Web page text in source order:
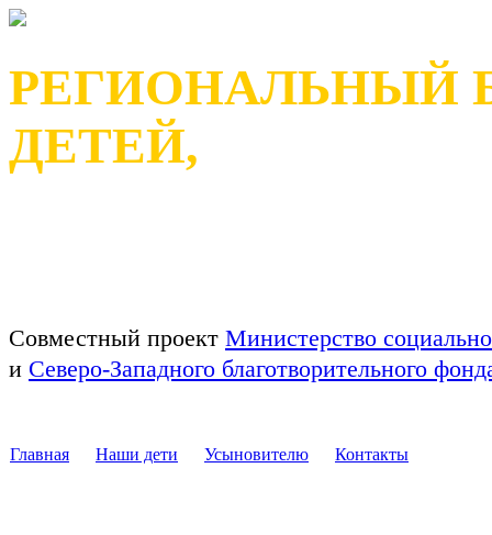
РЕГИОНАЛЬНЫЙ
ДЕТЕЙ,
Совместный проект Министерство
и Северо-Западного благотворительного
Главная Наши дети Усыновителю Контакты